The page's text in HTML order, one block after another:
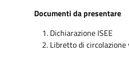
Documenti da presentare
Dichiarazione ISEE
Libretto di circolazione